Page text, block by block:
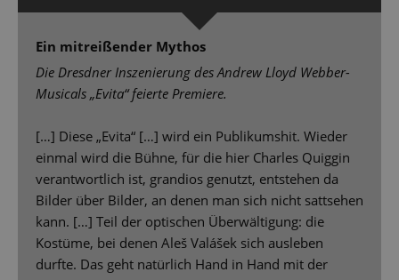
Ein mitreißender Mythos
Die Dresdner Inszenierung des Andrew Lloyd Webber-
Musicals „Evita“ feierte Premiere.
[…] Diese „Evita“ […] wird ein Publikumshit. Wieder
einmal wird die Bühne, für die hier Charles Quiggin
verantwortlich ist, grandios genutzt, entstehen da
Bilder über Bilder, an denen man sich nicht sattsehen
kann. […] Teil der optischen Überwältigung: die
Kostüme, bei denen Aleš Valášek sich ausleben
durfte. Das geht natürlich Hand in Hand mit der